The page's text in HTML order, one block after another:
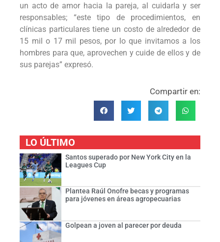
un acto de amor hacia la pareja, al cuidarla y ser
responsables; “este tipo de procedimientos, en
clínicas particulares tiene un costo de alrededor de
15 mil o 17 mil pesos, por lo que invitamos a los
hombres para que, aprovechen y cuide de ellos y de
sus parejas” expresó.
Compartir en:
LO ÚLTIMO
Santos superado por New York City en la
Leagues Cup
Plantea Raúl Onofre becas y programas
para jóvenes en áreas agropecuarias
Golpean a joven al parecer por deuda